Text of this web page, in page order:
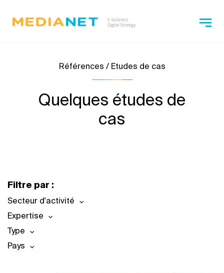
Références / Etudes de cas
Quelques études de
cas
Filtre par :
Secteur d'activité
Expertise
Type
Pays